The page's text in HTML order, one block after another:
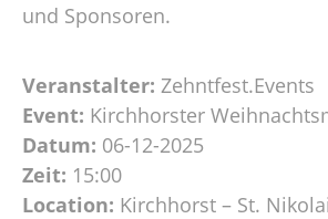
und Sponsoren.
Veranstalter: Zehntfest.Events
Event: Kirchhorster
Datum: 06-12-2025
Zeit: 15:00
Location: Kirchhorst – St.